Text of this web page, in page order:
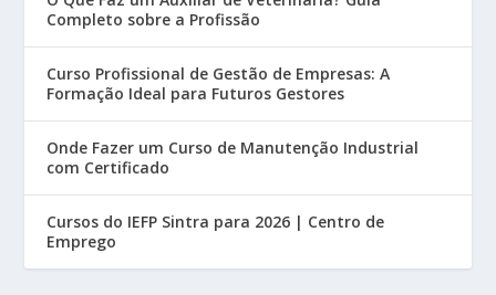
Completo sobre a Profissão
Curso Profissional de Gestão de Empresas: A
Formação Ideal para Futuros Gestores
Onde Fazer um Curso de Manutenção Industrial
com Certificado
Cursos do IEFP Sintra para 2026 | Centro de
Emprego